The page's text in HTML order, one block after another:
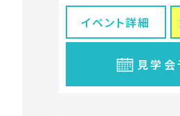
イベント詳細
見学会